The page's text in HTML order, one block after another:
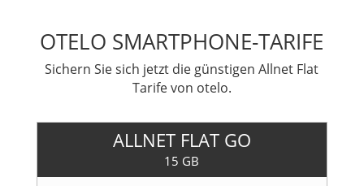
OTELO SMARTPHONE-TARIFE
Sichern Sie sich jetzt die günstigen Allnet Flat
Tarife von otelo.
ALLNET FLAT GO
15 GB